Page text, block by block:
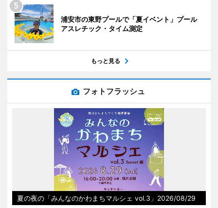
浦安市の東野プールで「夏イベント」プール
アスレチック・タイム測定
もっと見る
フォトフラッシュ
夏の夜の「みんなのかわまちマルシェ vol.3」2026/08/29